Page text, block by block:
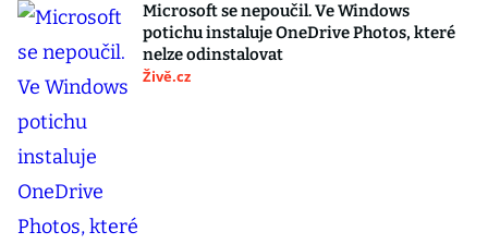
Microsoft se nepoučil. Ve Windows
potichu instaluje OneDrive Photos, které
nelze odinstalovat
Živě.cz